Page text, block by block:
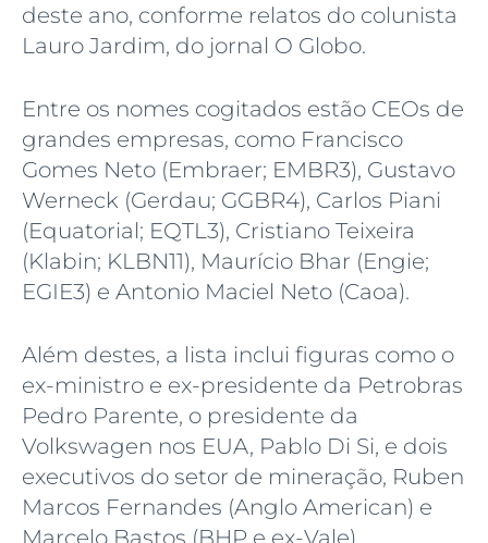
deste ano, conforme relatos do colunista
Lauro Jardim, do jornal O Globo.
Entre os nomes cogitados estão CEOs de
grandes empresas, como Francisco
Gomes Neto (Embraer; EMBR3), Gustavo
Werneck (Gerdau; GGBR4), Carlos Piani
(Equatorial; EQTL3), Cristiano Teixeira
(Klabin; KLBN11), Maurício Bhar (Engie;
EGIE3) e Antonio Maciel Neto (Caoa).
Além destes, a lista inclui figuras como o
ex-ministro e ex-presidente da Petrobras
Pedro Parente, o presidente da
Volkswagen nos EUA, Pablo Di Si, e dois
executivos do setor de mineração, Ruben
Marcos Fernandes (Anglo American) e
Marcelo Bastos (BHP e ex-Vale).